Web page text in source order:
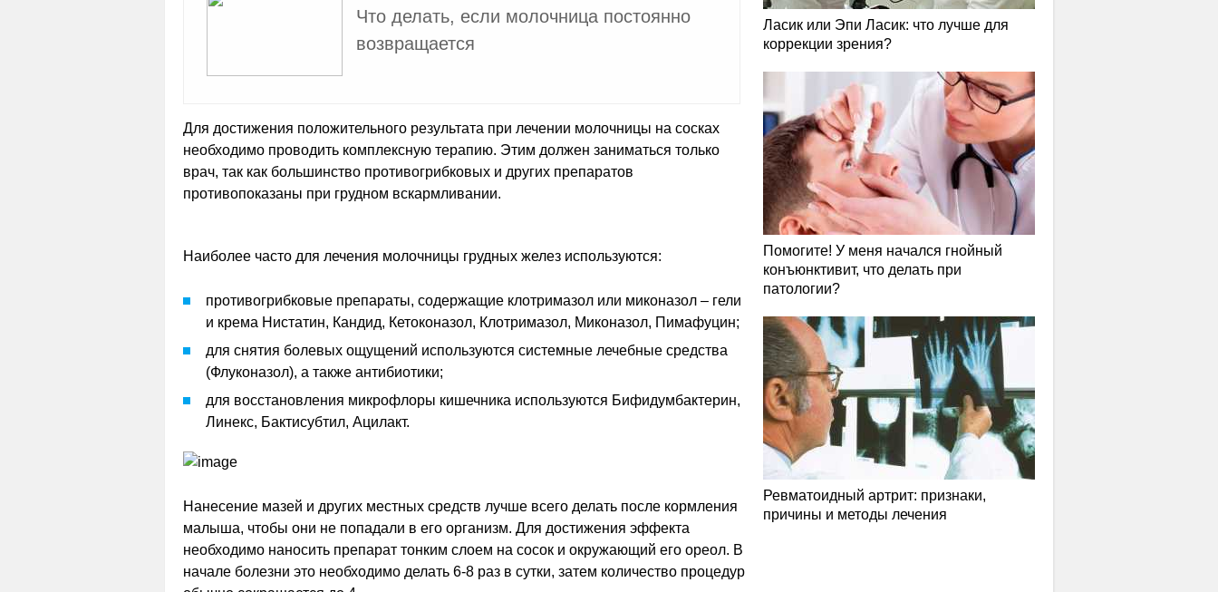
Что делать, если молочница постоянно
возвращается
Для достижения положительного результата при лечении молочницы на сосках
необходимо проводить комплексную терапию. Этим должен заниматься только
врач, так как большинство противогрибковых и других препаратов
противопоказаны при грудном вскармливании.
Наиболее часто для лечения молочницы грудных желез используются:
противогрибковые препараты, содержащие клотримазол или миконазол – гели
и крема Нистатин, Кандид, Кетоконазол, Клотримазол, Миконазол, Пимафуцин;
для снятия болевых ощущений используются системные лечебные средства
(Флуконазол), а также антибиотики;
для восстановления микрофлоры кишечника используются Бифидумбактерин,
Линекс, Бактисубтил, Ацилакт.
Нанесение мазей и других местных средств лучше всего делать после кормления
малыша, чтобы они не попадали в его организм. Для достижения эффекта
необходимо наносить препарат тонким слоем на сосок и окружающий его ореол. В
начале болезни это необходимо делать 6-8 раз в сутки, затем количество процедур
Ласик или Эпи Ласик: что лучше для
коррекции зрения?
Помогите! У меня начался гнойный
конъюнктивит, что делать при
патологии?
Ревматоидный артрит: признаки,
причины и методы лечения